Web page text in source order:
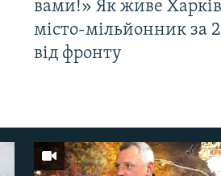
вами!» Як живе
місто-мільйонник за
від фронту